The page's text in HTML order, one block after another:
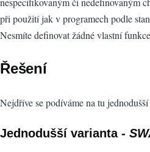
při použití jak v programech podle
Nesmíte definovat žádné vlastní
Řešení
Nejdříve se podíváme na tu
Jednodušší varianta -